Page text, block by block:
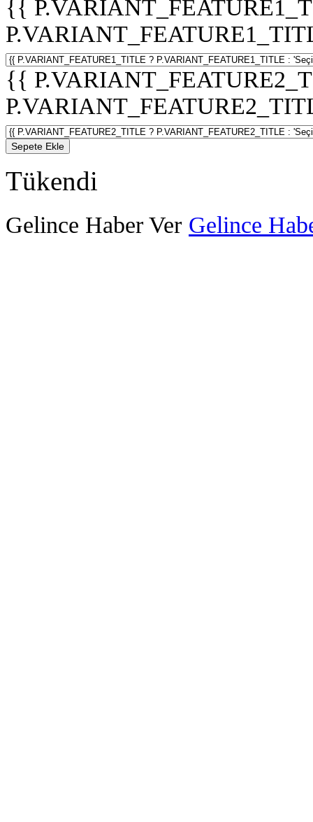
{{
{{
Sepete Ekle
Tükendi
Gelince Haber Ver Gelince